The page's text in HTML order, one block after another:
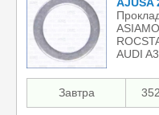
AUDI
Завтра